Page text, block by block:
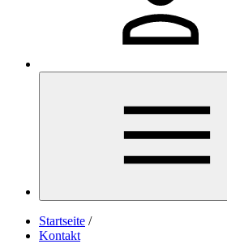
Startseite /
Kontakt